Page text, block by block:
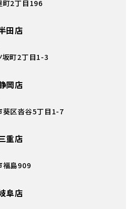
町2丁目196
田店
坂町2丁目1-3
岡店
葵区沓谷5丁目1-7
重店
福島909
阜店